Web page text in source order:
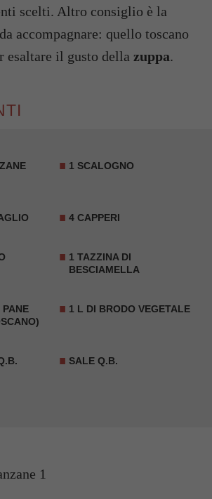
scelti. Altro consiglio è la
accompagnare: quello toscano
esaltare il gusto della zuppa.
1 SCALOGNO
4 CAPPERI
1 TAZZINA DI
BESCIAMELLA
PANE
1 L DI BRODO VEGETALE
SALE Q.B.